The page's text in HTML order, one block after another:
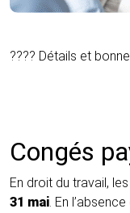
???? Détails et
Congés
En droit du travail,
31 mai. En